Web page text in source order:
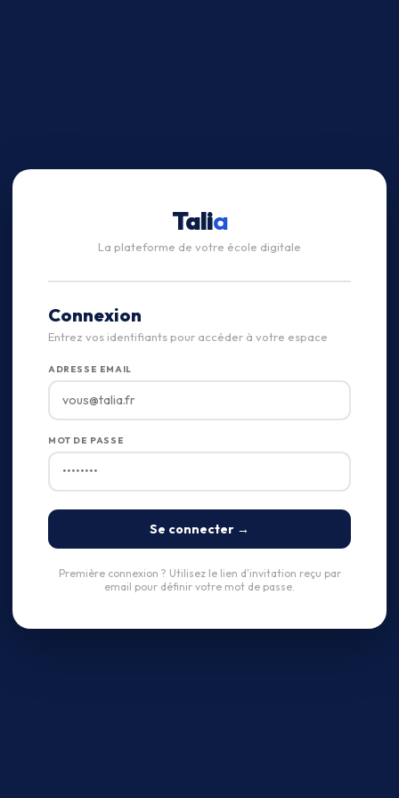
Talia
La plateforme de votre école digitale
Connexion
Entrez vos identifiants pour accéder à votre espace
ADRESSE EMAIL
MOT DE PASSE
Se connecter →
Première connexion ? Utilisez le lien d'invitation reçu par
email pour définir votre mot de passe.